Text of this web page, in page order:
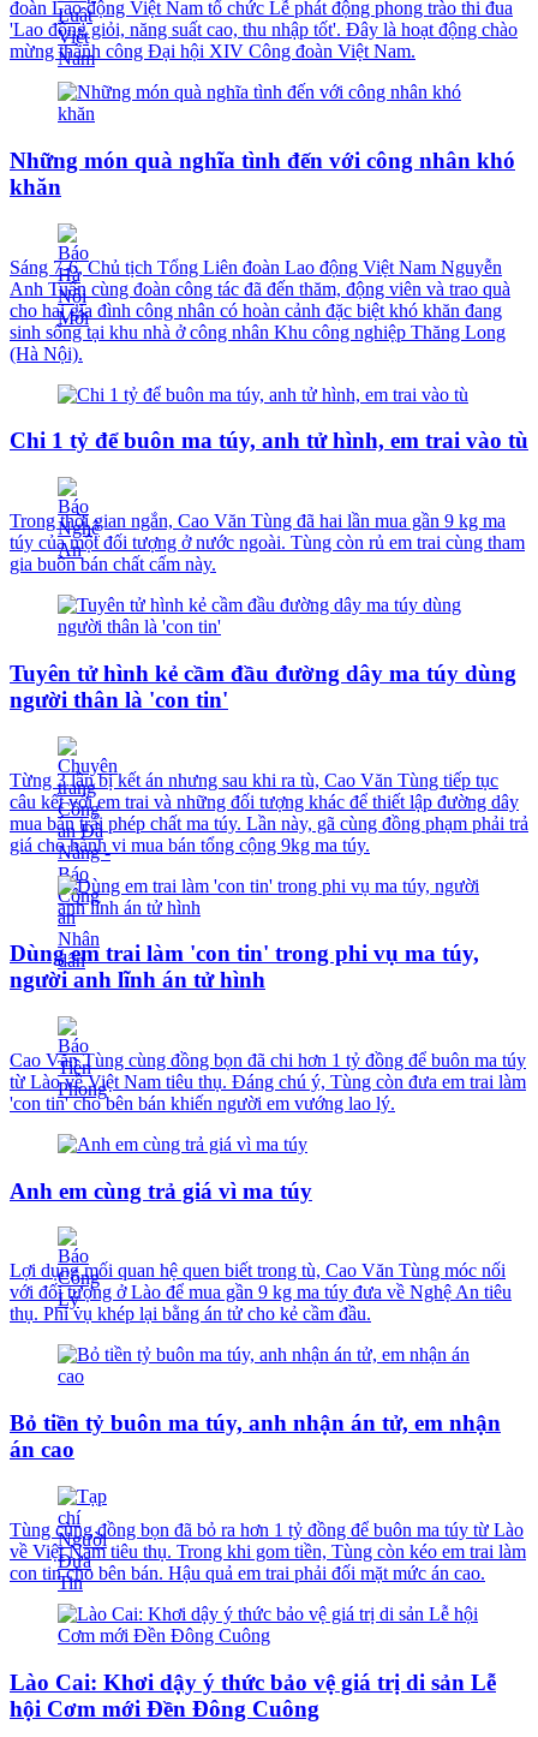
đoàn Lao động Việt Nam tổ chức Lễ phát động phong trào thi đua
'Lao động giỏi, năng suất cao, thu nhập tốt'. Đây là hoạt động chào
mừng thành công Đại hội XIV Công đoàn Việt Nam.
Những món quà nghĩa tình đến với công nhân khó
khăn
Sáng 7-6, Chủ tịch Tổng Liên đoàn Lao động Việt Nam Nguyễn
Anh Tuấn cùng đoàn công tác đã đến thăm, động viên và trao quà
cho hai gia đình công nhân có hoàn cảnh đặc biệt khó khăn đang
sinh sống tại khu nhà ở công nhân Khu công nghiệp Thăng Long
(Hà Nội).
Chi 1 tỷ để buôn ma túy, anh tử hình, em trai vào tù
Trong thời gian ngắn, Cao Văn Tùng đã hai lần mua gần 9 kg ma
túy của một đối tượng ở nước ngoài. Tùng còn rủ em trai cùng tham
gia buôn bán chất cấm này.
Tuyên tử hình kẻ cầm đầu đường dây ma túy dùng
người thân là 'con tin'
Từng 3 lần bị kết án nhưng sau khi ra tù, Cao Văn Tùng tiếp tục
câu kết với em trai và những đối tượng khác để thiết lập đường dây
mua bán trái phép chất ma túy. Lần này, gã cùng đồng phạm phải trả
giá cho hành vi mua bán tổng cộng 9kg ma túy.
Dùng em trai làm 'con tin' trong phi vụ ma túy,
người anh lĩnh án tử hình
Cao Văn Tùng cùng đồng bọn đã chi hơn 1 tỷ đồng để buôn ma túy
từ Lào về Việt Nam tiêu thụ. Đáng chú ý, Tùng còn đưa em trai làm
'con tin' cho bên bán khiến người em vướng lao lý.
Anh em cùng trả giá vì ma túy
Lợi dụng mối quan hệ quen biết trong tù, Cao Văn Tùng móc nối
với đối tượng ở Lào để mua gần 9 kg ma túy đưa về Nghệ An tiêu
thụ. Phi vụ khép lại bằng án tử cho kẻ cầm đầu.
Bỏ tiền tỷ buôn ma túy, anh nhận án tử, em nhận
án cao
Tùng cùng đồng bọn đã bỏ ra hơn 1 tỷ đồng để buôn ma túy từ Lào
về Việt Nam tiêu thụ. Trong khi gom tiền, Tùng còn kéo em trai làm
con tin cho bên bán. Hậu quả em trai phải đối mặt mức án cao.
Lào Cai: Khơi dậy ý thức bảo vệ giá trị di sản Lễ
hội Cơm mới Đền Đông Cuông